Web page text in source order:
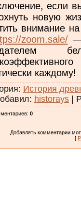
если
новую
внимание
zoom.sale/—
каждому!
: История
: historays |
: 0
Добавлять комментарии
[